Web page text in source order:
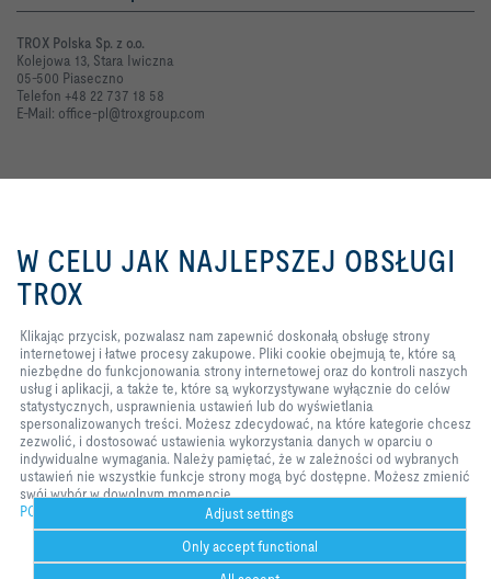
TROX Polska Sp. z o.o.
Kolejowa 13, Stara Iwiczna
05-500 Piaseczno
Telefon +48 22 737 18 58
E-Mail: office-pl@troxgroup.com
Zapytanie ofertowe
Zgłoszenie usterki
TROX w serwisach społecznościowych
Home Kontakt Dane firmy
Ogólne warunki dostawy i płatności
Polityka prywatności
Wyłączenie odpowiedzialności
2026 © TROX Polska Sp. z o.o.
zapewnić doskonałą obsługę
strony internetowej i łatwe
internetowej oraz do kontroli
naszych usług i aplikacji, a także
te, które są wykorzystywane
wyłącznie do celów
statystycznych, usprawnienia
ustawień lub do wyświetlania
spersonalizowanych treści.
Możesz zdecydować, na które
kategorie chcesz zezwolić, i
dostosować ustawienia
wykorzystania danych w oparciu o
indywidualne wymagania. Należy
pamiętać, że w zależności od
wybranych ustawień nie wszystkie
W CELU JAK NAJLEPSZEJ OBSŁUGI
TROX
Klikając przycisk, pozwalasz nam zapewnić doskonałą obsługę strony
internetowej i łatwe procesy zakupowe. Pliki cookie obejmują te, które są
niezbędne do funkcjonowania strony internetowej oraz do kontroli naszych
usług i aplikacji, a także te, które są wykorzystywane wyłącznie do celów
statystycznych, usprawnienia ustawień lub do wyświetlania
spersonalizowanych treści. Możesz zdecydować, na które kategorie chcesz
zezwolić, i dostosować ustawienia wykorzystania danych w oparciu o
indywidualne wymagania. Należy pamiętać, że w zależności od wybranych
ustawień nie wszystkie funkcje strony mogą być dostępne. Możesz zmienić
swój wybór w dowolnym momencie.
POLICY
Adjust settings
Only accept functional